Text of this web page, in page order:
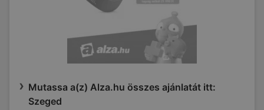
Mutassa a(z) Alza.hu összes ajánlatát itt:
Szeged